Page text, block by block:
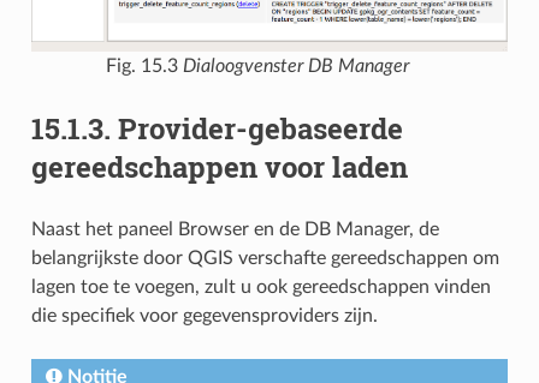
Fig. 15.3 Dialoogvenster DB Manager
15.1.3. Provider-gebaseerde
gereedschappen voor laden
Naast het paneel Browser en de DB Manager, de
belangrijkste door QGIS verschafte gereedschappen om
lagen toe te voegen, zult u ook gereedschappen vinden
die specifiek voor gegevensproviders zijn.
Notitie